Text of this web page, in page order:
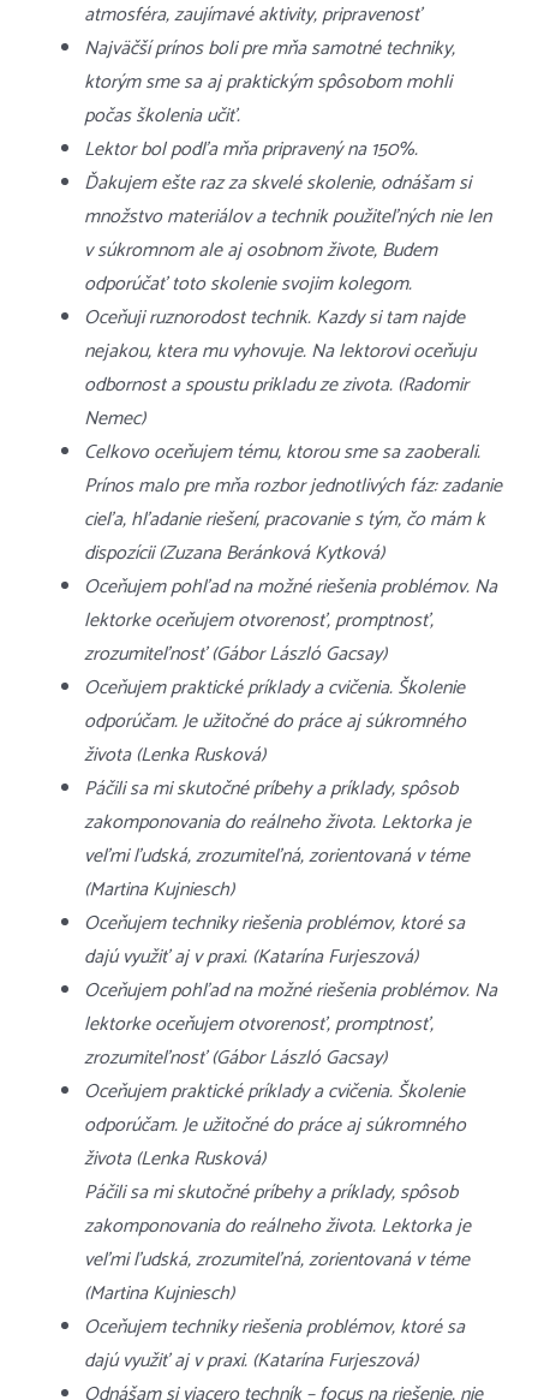
atmosféra, zaujímavé aktivity, pripravenosť
Najväčší prínos boli pre mňa samotné techniky,
ktorým sme sa aj praktickým spôsobom mohli
počas školenia učiť.
Lektor bol podľa mňa pripravený na 150%.
Ďakujem ešte raz za skvelé skolenie, odnášam si
množstvo materiálov a technik použiteľných nie len
v súkromnom ale aj osobnom živote, Budem
odporúčať toto skolenie svojim kolegom.
Oceňuji ruznorodost technik. Kazdy si tam najde
nejakou, ktera mu vyhovuje. Na lektorovi oceňuju
odbornost a spoustu prikladu ze zivota. (Radomir
Nemec)
Celkovo oceňujem tému, ktorou sme sa zaoberali.
Prínos malo pre mňa rozbor jednotlivých fáz: zadanie
cieľa, hľadanie riešení, pracovanie s tým, čo mám k
dispozícii (Zuzana Beránková Kytková)
Oceňujem pohľad na možné riešenia problémov. Na
lektorke oceňujem otvorenosť, promptnosť,
zrozumiteľnosť (Gábor László Gacsay)
Oceňujem praktické príklady a cvičenia. Školenie
odporúčam. Je užitočné do práce aj súkromného
života (Lenka Rusková)
Páčili sa mi skutočné príbehy a príklady, spôsob
zakomponovania do reálneho života. Lektorka je
veľmi ľudská, zrozumiteľná, zorientovaná v téme
(Martina Kujniesch)
Oceňujem techniky riešenia problémov, ktoré sa
dajú využiť aj v praxi. (Katarína Furjeszová)
Oceňujem pohľad na možné riešenia problémov. Na
lektorke oceňujem otvorenosť, promptnosť,
zrozumiteľnosť (Gábor László Gacsay)
Oceňujem praktické príklady a cvičenia. Školenie
odporúčam. Je užitočné do práce aj súkromného
života (Lenka Rusková)
Páčili sa mi skutočné príbehy a príklady, spôsob
zakomponovania do reálneho života. Lektorka je
veľmi ľudská, zrozumiteľná, zorientovaná v téme
(Martina Kujniesch)
Oceňujem techniky riešenia problémov, ktoré sa
dajú využiť aj v praxi. (Katarína Furjeszová)